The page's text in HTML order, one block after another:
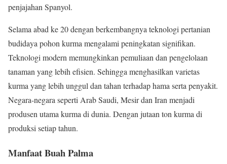
penjajahan Spanyol.
Selama abad ke 20 dengan berkembangnya teknologi pertanian
budidaya pohon kurma mengalami peningkatan signifikan.
Teknologi modern memungkinkan pemuliaan dan pengelolaan
tanaman yang lebih efisien. Sehingga menghasilkan varietas
kurma yang lebih unggul dan tahan terhadap hama serta penyakit.
Negara-negara seperti Arab Saudi, Mesir dan Iran menjadi
produsen utama kurma di dunia. Dengan jutaan ton kurma di
produksi setiap tahun.
Manfaat Buah Palma